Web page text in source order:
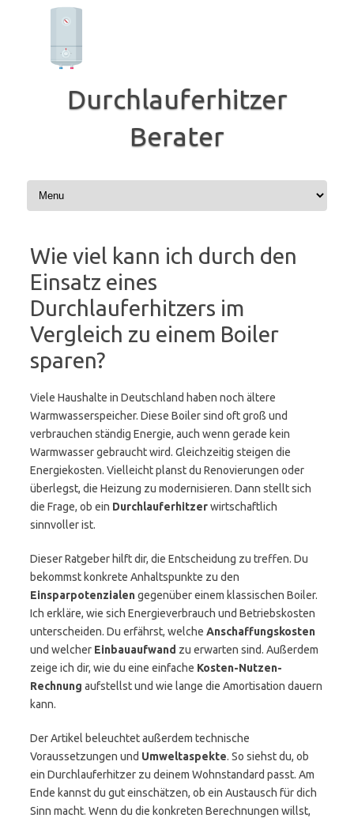
Durchlauferhitzer
Berater
Wie viel kann ich durch den
Einsatz eines
Durchlauferhitzers im
Vergleich zu einem Boiler
sparen?
Viele Haushalte in Deutschland haben noch ältere
Warmwasserspeicher. Diese Boiler sind oft groß und
verbrauchen ständig Energie, auch wenn gerade kein
Warmwasser gebraucht wird. Gleichzeitig steigen die
Energiekosten. Vielleicht planst du Renovierungen oder
überlegst, die Heizung zu modernisieren. Dann stellt sich
die Frage, ob ein Durchlauferhitzerwirtschaftlich
sinnvoller ist.
Dieser Ratgeber hilft dir, die Entscheidung zu treffen. Du
bekommst konkrete Anhaltspunkte zu den
Einsparpotenzialengegenüber einem klassischen Boiler.
Ich erkläre, wie sich Energieverbrauch und Betriebskosten
unterscheiden. Du erfährst, welche Anschaffungskosten
und welcher Einbauaufwand zu erwarten sind. Außerdem
zeige ich dir, wie du eine einfache Kosten-Nutzen-
Rechnung aufstellst und wie lange die Amortisation dauern
kann.
Der Artikel beleuchtet außerdem technische
Voraussetzungen und Umweltaspekte. So siehst du, ob
ein Durchlauferhitzer zu deinem Wohnstandard passt. Am
Ende kannst du gut einschätzen, ob ein Austausch für dich
Sinn macht. Wenn du die konkreten Berechnungen willst,